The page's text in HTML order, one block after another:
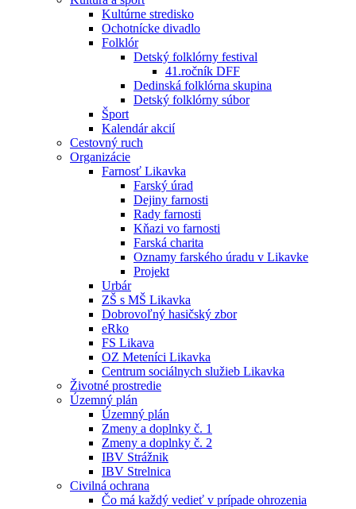
Kultúrne stredisko
Ochotnícke divadlo
Folklór
Detský folklórny festival
41.ročník DFF
Dedinská folklórna skupina
Detský folklórny súbor
Šport
Kalendár akcií
Cestovný ruch
Organizácie
Farnosť Likavka
Farský úrad
Dejiny farnosti
Rady farnosti
Kňazi vo farnosti
Farská charita
Oznamy farského úradu v Likavke
Projekt
Urbár
ZŠ s MŠ Likavka
Dobrovoľný hasičský zbor
eRko
FS Likava
OZ Meteníci Likavka
Centrum sociálnych služieb Likavka
Životné prostredie
Územný plán
Územný plán
Zmeny a doplnky č. 1
Zmeny a doplnky č. 2
IBV Strážnik
IBV Strelnica
Civilná ochrana
Čo má každý vedieť v prípade ohrozenia